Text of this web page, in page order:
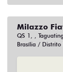
Milazzo
QS 1, ,
Brasília / Distrito